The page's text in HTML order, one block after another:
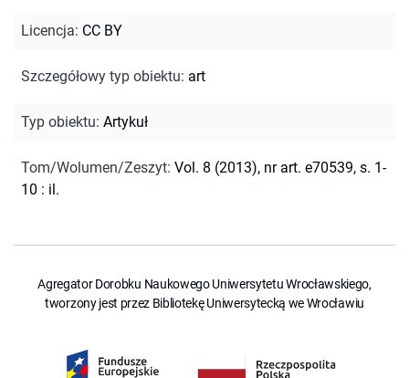
Licencja: CC BY
Szczegółowy typ obiektu: art
Typ obiektu: Artykuł
Tom/Wolumen/Zeszyt: Vol. 8 (2013), nr art. e70539, s. 1-
10 : il.
Agregator Dorobku Naukowego Uniwersytetu Wrocławskiego,
tworzony jest przez Bibliotekę Uniwersytecką we Wrocławiu